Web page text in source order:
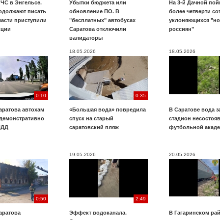
в Энгельсе.
писать
приступили
Убытки бюджета или
обновление ПО. В
"бесплатных" автобусах
Саратова отключили
валидаторы
На 3-й Дачной
более четверти
уклоняющихся
россиян"
0:10
автохам
18.05.2026
0:35
«Большая вода» повредила
спуск на старый
саратовский пляж
18.05.2026
В Саратове вода
стадион
футбольной
0:50
19.05.2026
2:49
Эффект водоканала.
20.05.2026
В Гагаринском